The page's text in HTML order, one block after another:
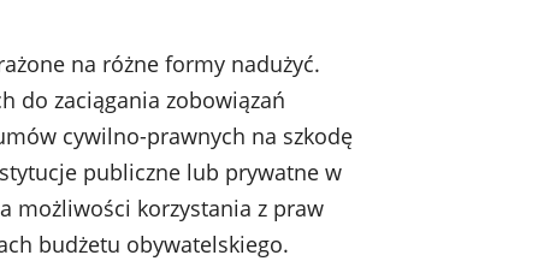
na różne formy nadużyć.
do zaciągania zobowiązań
cywilno-prawnych na szkodę
publiczne lub prywatne w
możliwości korzystania z praw
budżetu obywatelskiego.